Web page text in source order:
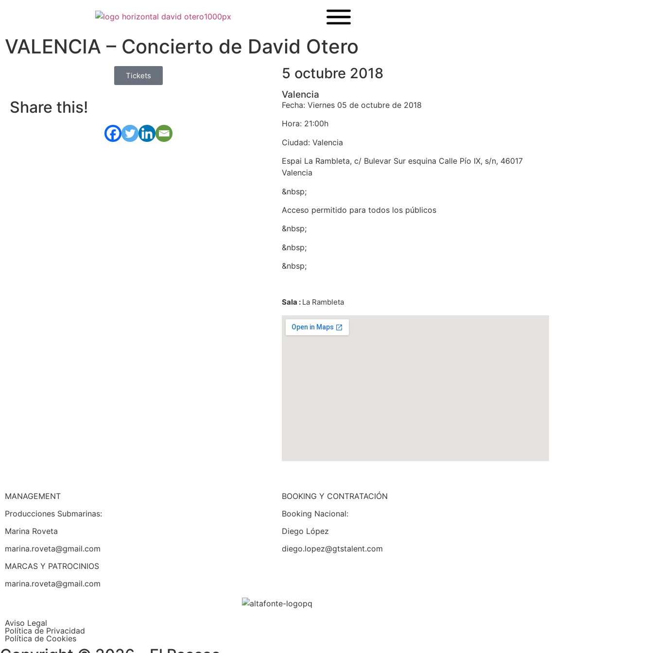
VALENCIA – Concierto de David Otero
Tickets
Share this!
5 octubre 2018
Valencia
Fecha: Viernes 05 de octubre de 2018
Hora: 21:00h
Ciudad: Valencia
Espai La Rambleta, c/ Bulevar Sur esquina Calle Pío IX, s/n, 46017
Valencia
&nbsp;
Acceso permitido para todos los públicos
&nbsp;
&nbsp;
&nbsp;
Sala : La Rambleta
MANAGEMENT
Producciones Submarinas:
Marina Roveta
marina.roveta@gmail.com
MARCAS Y PATROCINIOS
marina.roveta@gmail.com
BOOKING Y CONTRATACIÓN
Booking Nacional:
Diego López
diego.lopez@gtstalent.com
Aviso Legal
Política de Privacidad
Política de Cookies